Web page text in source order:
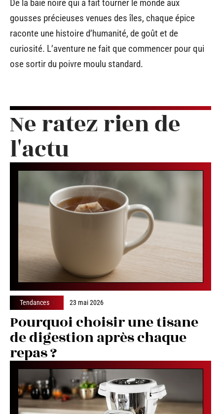
De la baie noire qui a fait tourner le monde aux
gousses précieuses venues des îles, chaque épice
raconte une histoire d’humanité, de goût et de
curiosité. L’aventure ne fait que commencer pour qui
ose sortir du poivre moulu standard.
Ne ratez rien de
l'actu
Tendances 23 mai 2026
Pourquoi choisir une tisane
de digestion après chaque
repas ?